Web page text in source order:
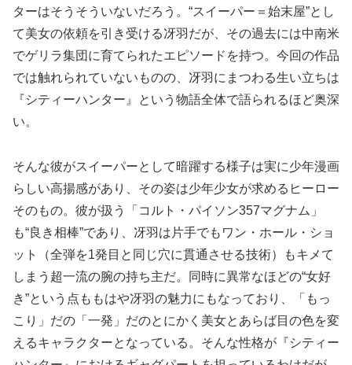
ターはそうそういないだろう。“スイーパー＝始末屋”とし
て美女の依頼を引き受ける冴羽だが、その過去には中南米
でゲリラ集団に育てられたエピソードを持つ。今回の作品
では触れられていないものの、冴羽にまつわる生い立ちは
『シティーハンター』という物語全体で語られるほど奥深
い。
そんな彼がスイーパーとして暗躍する様子は実に少年漫画
らしい高揚感があり、その姿は少年少女が求めるヒーロー
そのもの。彼が扱う「コルト・パイソン357マグナム」
も“良き相棒”であり、冴羽は片手でもワン・ホール・ショ
ット（全弾を1発目と同じ穴に貫通させる技術）もキメて
しまう超一流の腕の持ち主だ。同時に異常なほどの“女好
き”という点ももはや冴羽の魅力にもなっており、「もっ
こり」だの「一発」だのとにかく美女とあらば目の色を変
えるキャラクターとなっている。そんな性格が『シティー